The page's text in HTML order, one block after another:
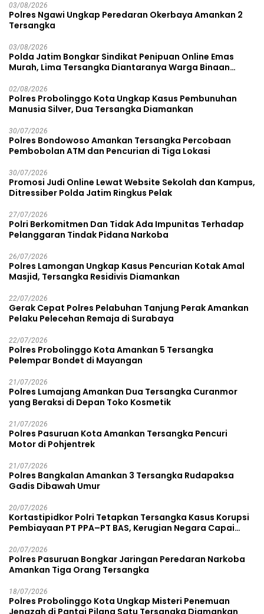
03/08/2026
Polres Ngawi Ungkap Peredaran Okerbaya Amankan 2
Tersangka
03/08/2026
Polda Jatim Bongkar Sindikat Penipuan Online Emas
Murah, Lima Tersangka Diantaranya Warga Binaan
02/08/2026
Polres Probolinggo Kota Ungkap Kasus Pembunuhan
Manusia Silver, Dua Tersangka Diamankan
30/07/2026
Polres Bondowoso Amankan Tersangka Percobaan
Pembobolan ATM dan Pencurian di Tiga Lokasi
30/07/2026
Promosi Judi Online Lewat Website Sekolah dan Kampus,
Ditressiber Polda Jatim Ringkus Pelak
27/07/2026
Polri Berkomitmen Dan Tidak Ada Impunitas Terhadap
Pelanggaran Tindak Pidana Narkoba
26/07/2026
Polres Lamongan Ungkap Kasus Pencurian Kotak Amal
Masjid, Tersangka Residivis Diamankan
22/07/2026
Gerak Cepat Polres Pelabuhan Tanjung Perak Amankan
Pelaku Pelecehan Remaja di Surabaya
22/07/2026
Polres Probolinggo Kota Amankan 5 Tersangka
Pelempar Bondet di Mayangan
21/07/2026
Polres Lumajang Amankan Dua Tersangka Curanmor
yang Beraksi di Depan Toko Kosmetik
21/07/2026
Polres Pasuruan Kota Amankan Tersangka Pencuri
Motor di Pohjentrek
21/07/2026
Polres Bangkalan Amankan 3 Tersangka Rudapaksa
Gadis Dibawah Umur
20/07/2026
Kortastipidkor Polri Tetapkan Tersangka Kasus Korupsi
Pembiayaan PT PPA–PT BAS, Kerugian Negara Capai
20/07/2026
Polres Pasuruan Bongkar Jaringan Peredaran Narkoba
Amankan Tiga Orang Tersangka
18/07/2026
Polres Probolinggo Kota Ungkap Misteri Penemuan